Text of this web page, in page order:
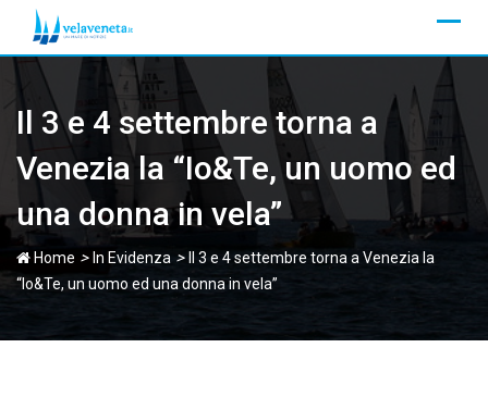
content
Il 3 e 4 settembre torna a
Venezia la “Io&Te, un uomo ed
una donna in vela”
Home > In Evidenza >
Il 3 e 4 settembre torna a Venezia la
“Io&Te, un uomo ed una donna in vela”